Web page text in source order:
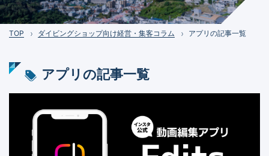
TOP ダイビングショップ向け経営・集客コラム アプリの記事一覧
アプリの記事一覧